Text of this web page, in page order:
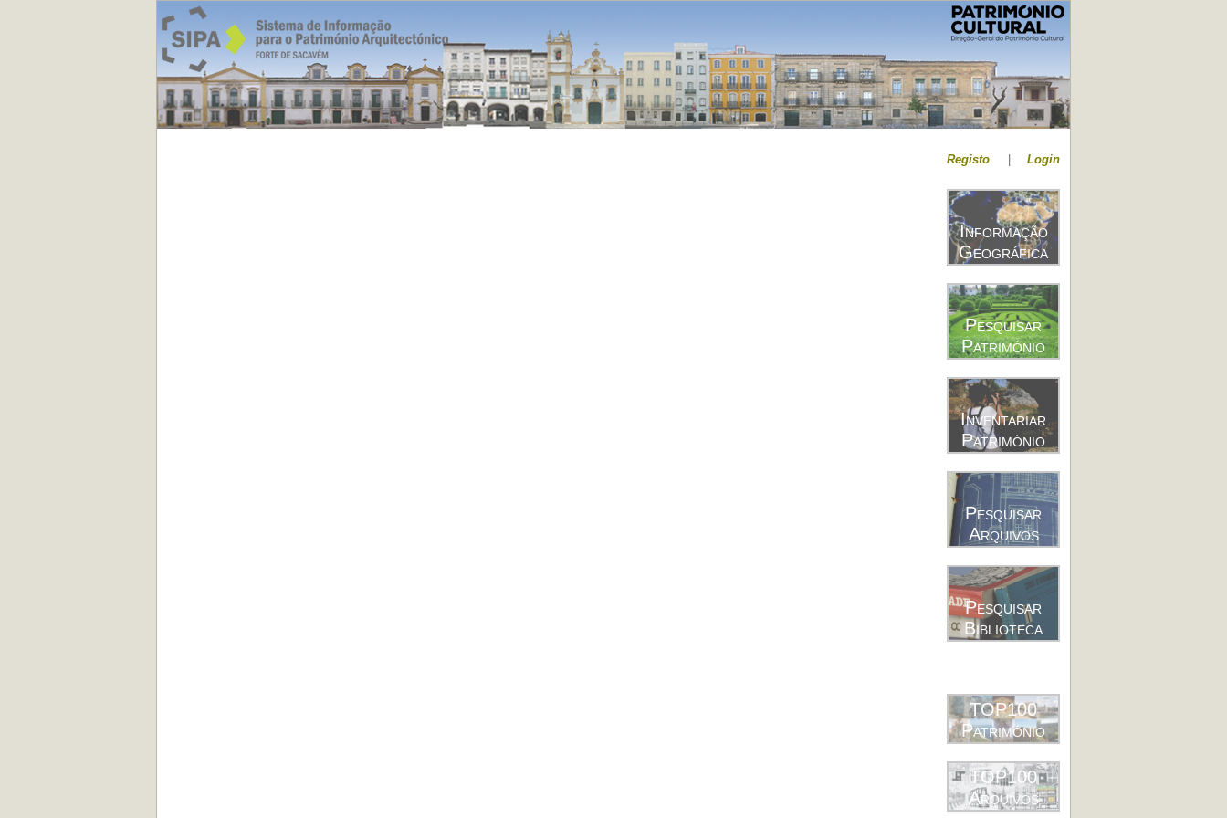
Registo Login
Informação
Geográfica
Pesquisar
Património
Inventariar
Património
Pesquisar
Arquivos
Pesquisar
Biblioteca
TOP100
Património
TOP100
Arquivos